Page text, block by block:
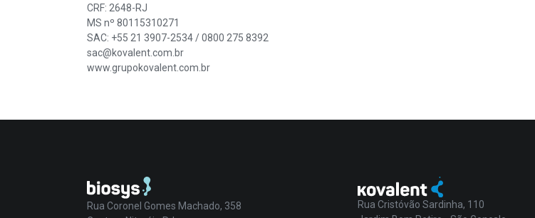
CRF: 2648-RJ
MS nº 80115310271
SAC: +55 21 3907-2534 / 0800 275 8392
sac@kovalent.com.br
www.grupokovalent.com.br
Rua Coronel Gomes Machado, 358
Rua Cristóvão Sardinha, 110